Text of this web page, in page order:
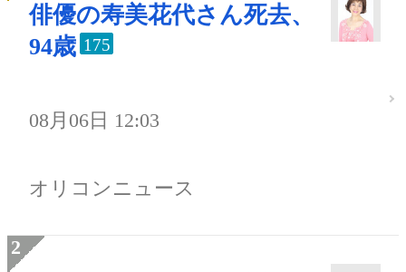
俳優の寿美花代さん死去、
94歳 175
08月06日 12:03
オリコンニュース